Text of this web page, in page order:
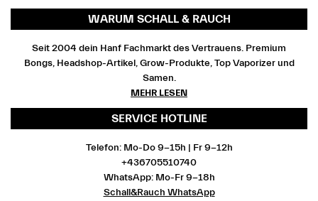
WARUM SCHALL & RAUCH
Seit 2004 dein Hanf Fachmarkt des Vertrauens. Premium
Bongs, Headshop-Artikel, Grow-Produkte, Top Vaporizer und
Samen.
MEHR LESEN
SERVICE HOTLINE
Telefon: Mo-Do 9-15h | Fr 9-12h
+436705510740
WhatsApp: Mo-Fr 9-18h
Schall&Rauch WhatsApp